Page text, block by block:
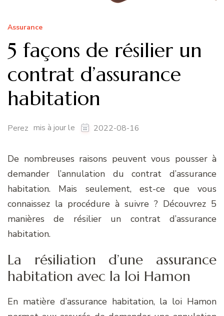
Assurance
5 façons de résilier un
contrat d’assurance
habitation
Perez mis à jour le 2022-08-16
De nombreuses raisons peuvent vous pousser à
demander l’annulation du contrat d’assurance
habitation. Mais seulement, est-ce que vous
connaissez la procédure à suivre ? Découvrez 5
manières de résilier un contrat d’assurance
habitation.
La résiliation d’une assurance
habitation avec la loi Hamon
En matière d’assurance habitation, la loi Hamon